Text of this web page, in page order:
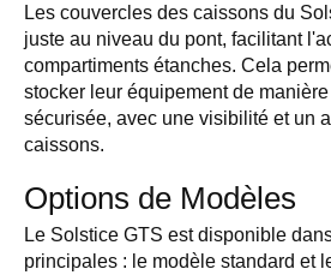
Les couvercles des caissons du
juste au niveau du pont, facilitant
compartiments étanches. Cela
stocker leur équipement de
sécurisée, avec une visibilité et un
caissons.
Options de Modèles
Le Solstice GTS est disponible
principales : le modèle standard et